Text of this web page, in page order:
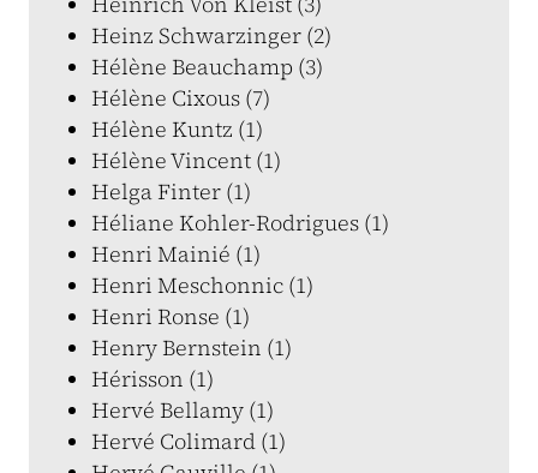
Heinz Schwarzinger (2)
Hélène Beauchamp (3)
Hélène Cixous (7)
Hélène Kuntz (1)
Hélène Vincent (1)
Helga Finter (1)
Héliane Kohler-Rodrigues (1)
Henri Mainié (1)
Henri Meschonnic (1)
Henri Ronse (1)
Henry Bernstein (1)
Hérisson (1)
Hervé Bellamy (1)
Hervé Colimard (1)